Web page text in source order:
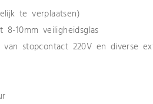
te verplaatsen)
10mm veiligheidsglas
stopcontact 220V en diverse